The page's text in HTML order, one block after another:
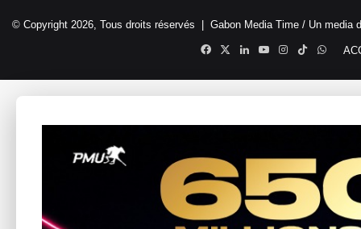
© Copyright 2026, Tous droits réservés | Gabon Media Time / Un media
Facebook
X LinkedinYouTubeInstagram
TikTok